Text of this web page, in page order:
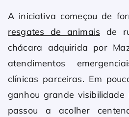
A iniciativa começou de
resgates de animais de
chácara adquirida por
atendimentos
clínicas parceiras. Em
ganhou grande visibilidade
passou a acolher